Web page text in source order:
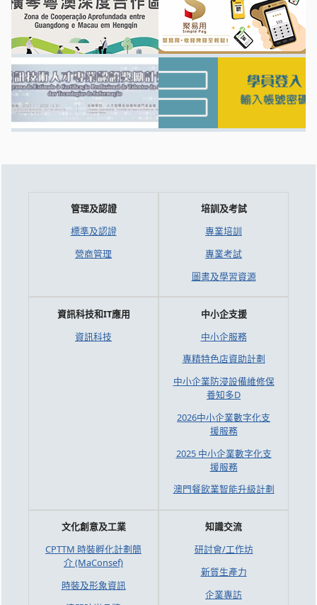
管理及認證
標準及認證
營商管理
培訓及考試
專業培訓
專業考試
圖書及學習資源
資訊科技和IT應用
資訊科技
中小企支援
中小企服務
專精特色店資助計劃
中小企業防浸設備維修保
養知多D
2026中小企業數字化支
援服務
2025 中小企業數字化支
援服務
澳門餐飲業智能升級計劃
文化創意及工業
CPTTM 時裝孵化計劃簡
介 (MaConsef)
時裝及形象資訊
知識交流
研討會/工作坊
新質生產力
企業專訪